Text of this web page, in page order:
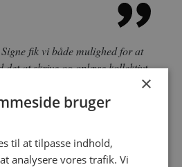
fik vi både mulighed for at
det at skrive og oplæse kollektivt.
at opdage, hvad det kan give
om at skrive den, og ikke mindst
den klassiske oplæsning.
×
bruger
til at tilpasse indhold,
analysere vores trafik. Vi